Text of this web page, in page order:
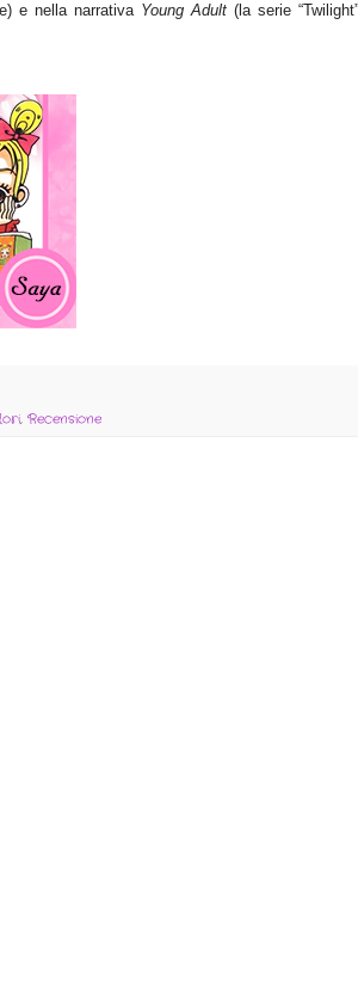
e nella narrativa Young Adult (la serie
, Recensione